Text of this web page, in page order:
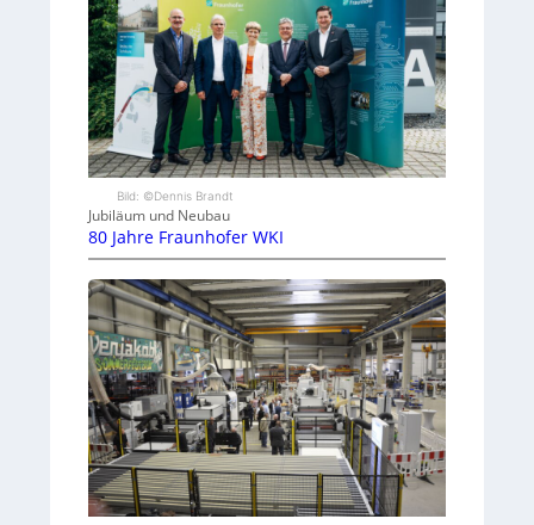
Bild: ©Dennis Brandt
Jubiläum und Neubau
80 Jahre Fraunhofer WKI